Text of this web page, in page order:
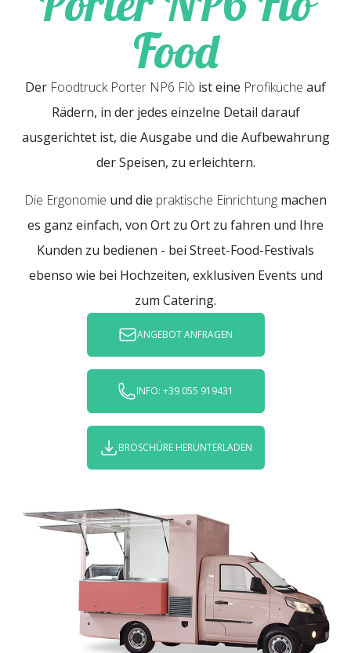
Food
Der Foodtruck Porter NP6 Flò ist eine Profiküche auf
Rädern, in der jedes einzelne Detail darauf
ausgerichtet ist, die Ausgabe und die Aufbewahrung
der Speisen, zu erleichtern.
Die Ergonomie und die praktische Einrichtung machen
es ganz einfach, von Ort zu Ort zu fahren und Ihre
Kunden zu bedienen - bei Street-Food-Festivals
ebenso wie bei Hochzeiten, exklusiven Events und
zum Catering.
ANGEBOT ANFRAGEN
INFO: +39 055 919431
BROSCHÜRE HERUNTERLADEN